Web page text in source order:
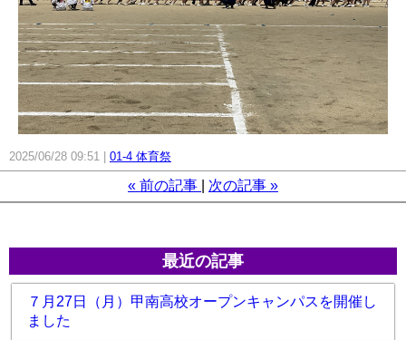
2025/06/28 09:51 01-4 体育祭
« 前の記事 次の記事 »
最近の記事
７月27日（月）甲南高校オープンキャンパスを開催し
ました